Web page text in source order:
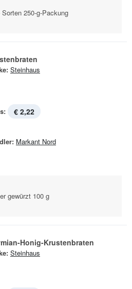
250-g-Packung
Steinhaus
€ 2,22
Markant Nord
gewürzt 100 g
Honig-Krustenbraten
Steinhaus